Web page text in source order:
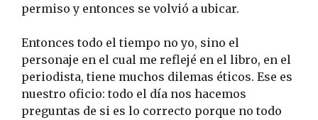
permiso y entonces se volvió a ubicar.
Entonces todo el tiempo no yo, sino el
personaje en el cual me reflejé en el libro, en el
periodista, tiene muchos dilemas éticos. Ese es
nuestro oficio: todo el día nos hacemos
preguntas de si es lo correcto porque no todo